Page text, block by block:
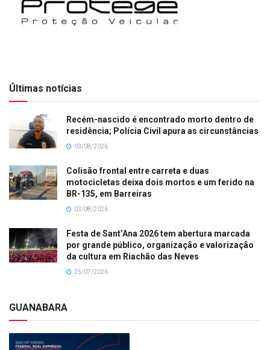
Últimas notícias
Recém-nascido é encontrado morto dentro de
residência; Polícia Civil apura as circunstâncias
03/08/2026
Colisão frontal entre carreta e duas
motocicletas deixa dois mortos e um ferido na
BR-135, em Barreiras
03/08/2026
Festa de Sant’Ana 2026 tem abertura marcada
por grande público, organização e valorização
da cultura em Riachão das Neves
25/07/2026
GUANABARA